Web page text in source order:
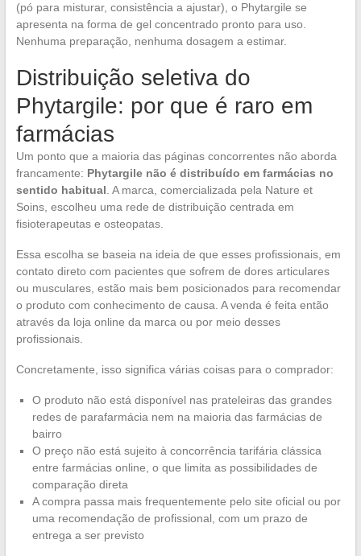
(pó para misturar, consistência a ajustar), o Phytargile se
apresenta na forma de gel concentrado pronto para uso.
Nenhuma preparação, nenhuma dosagem a estimar.
Distribuição seletiva do
Phytargile: por que é raro em
farmácias
Um ponto que a maioria das páginas concorrentes não aborda
francamente: Phytargile não é distribuído em farmácias no
sentido habitual . A marca, comercializada pela Nature et
Soins, escolheu uma rede de distribuição centrada em
fisioterapeutas e osteopatas.
Essa escolha se baseia na ideia de que esses profissionais, em
contato direto com pacientes que sofrem de dores articulares
ou musculares, estão mais bem posicionados para recomendar
o produto com conhecimento de causa. A venda é feita então
através da loja online da marca ou por meio desses
profissionais.
Concretamente, isso significa várias coisas para o comprador:
O produto não está disponível nas prateleiras das grandes
redes de parafarmácia nem na maioria das farmácias de
bairro
O preço não está sujeito à concorrência tarifária clássica
entre farmácias online, o que limita as possibilidades de
comparação direta
A compra passa mais frequentemente pelo site oficial ou por
uma recomendação de profissional, com um prazo de
entrega a ser previsto